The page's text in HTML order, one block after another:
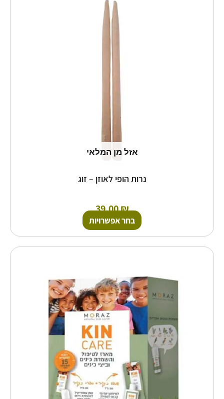
אזל מן המלאי
נרות הופי לאוזן – זוג
39.00₪
בחר אפשרויות
יש
מספר
סוגים.
ניתן
לבחור
את
האפשרויות
המוצר
מספר
סוגים.
ניתן
לבחור
את
האפשרויות
בעמוד
המוצר